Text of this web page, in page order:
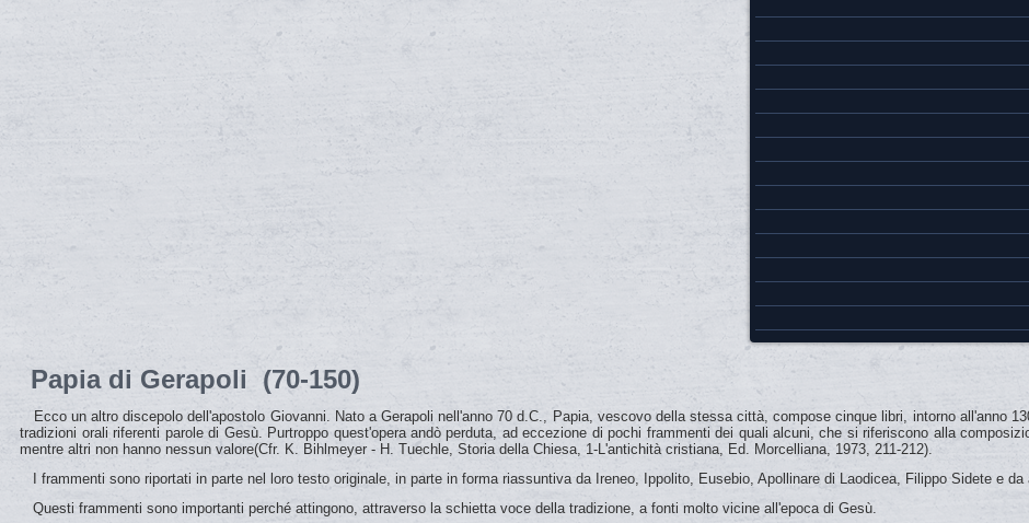
Papia di Gerapoli (70-150)
Ecco un altro discepolo dell'apostolo Giovanni. Nato a Gerapoli nell'anno 70 d.C., Papia, vescovo della stessa città, compose cinque libri, intorno all'anno
tradizioni orali riferenti parole di Gesù. Purtroppo quest'opera andò perduta, ad eccezione di pochi frammenti dei quali alcuni, che si riferiscono alla
mentre altri non hanno nessun valore(Cfr. K. Bihlmeyer - H. Tuechle, Storia della Chiesa, 1-L'antichità cristiana, Ed. Morcelliana, 1973, 211-212).
I frammenti sono riportati in parte nel loro testo originale, in parte in forma riassuntiva da Ireneo, Ippolito, Eusebio, Apollinare di Laodicea, Filippo Sidete e da
Questi frammenti sono importanti perché attingono, attraverso la schietta voce della tradizione, a fonti molto vicine all'epoca di Gesù.